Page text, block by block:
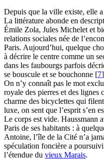
Depuis que la ville existe, elle
La littérature abonde en
Émile Zola, Jules Michelet et
relations sociales née de
Paris. Aujourd’hui, quelque
à décrire le centre comme un
dans les faubourgs parfois
se bouscule et se bouchonne [7]
On n’y connaît pas le mot
royale des pierres et des lignes
charme des bicyclettes qui
luxe, on sent que l’esprit s’en
Le corps est vide. Haussmann
Paris de ses habitants : à
Antoine, l’île de la Cité n’a
spéculation foncière a
l’étendue du vieux Marais.